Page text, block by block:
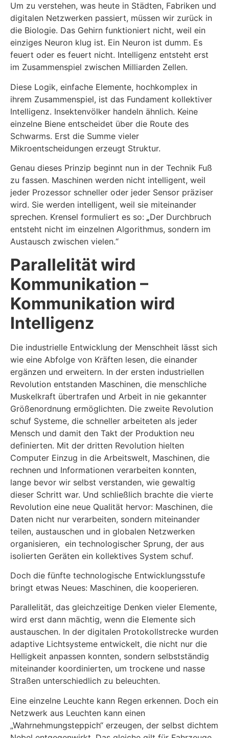
Um zu verstehen, was heute in Städten, Fabriken und
digitalen Netzwerken passiert, müssen wir zurück in
die Biologie. Das Gehirn funktioniert nicht, weil ein
einziges Neuron klug ist. Ein Neuron ist dumm. Es
feuert oder es feuert nicht. Intelligenz entsteht erst
im Zusammenspiel zwischen Milliarden Zellen.
Diese Logik, einfache Elemente, hochkomplex in
ihrem Zusammenspiel, ist das Fundament kollektiver
Intelligenz. Insektenvölker handeln ähnlich. Keine
einzelne Biene entscheidet über die Route des
Schwarms. Erst die Summe vieler
Mikroentscheidungen erzeugt Struktur.
Genau dieses Prinzip beginnt nun in der Technik Fuß
zu fassen. Maschinen werden nicht intelligent, weil
jeder Prozessor schneller oder jeder Sensor präziser
wird. Sie werden intelligent, weil sie miteinander
sprechen. Krensel formuliert es so: „Der Durchbruch
entsteht nicht im einzelnen Algorithmus, sondern im
Austausch zwischen vielen.“
Parallelität wird
Kommunikation –
Kommunikation wird
Intelligenz
Die industrielle Entwicklung der Menschheit lässt sich
wie eine Abfolge von Kräften lesen, die einander
ergänzen und erweitern. In der ersten industriellen
Revolution entstanden Maschinen, die menschliche
Muskelkraft übertrafen und Arbeit in nie gekannter
Größenordnung ermöglichten. Die zweite Revolution
schuf Systeme, die schneller arbeiteten als jeder
Mensch und damit den Takt der Produktion neu
definierten. Mit der dritten Revolution hielten
Computer Einzug in die Arbeitswelt, Maschinen, die
rechnen und Informationen verarbeiten konnten,
lange bevor wir selbst verstanden, wie gewaltig
dieser Schritt war. Und schließlich brachte die vierte
Revolution eine neue Qualität hervor: Maschinen, die
Daten nicht nur verarbeiten, sondern miteinander
teilen, austauschen und in globalen Netzwerken
organisieren, ein technologischer Sprung, der aus
isolierten Geräten ein kollektives System schuf.
Doch die fünfte technologische Entwicklungsstufe
bringt etwas Neues: Maschinen, die kooperieren.
Parallelität, das gleichzeitige Denken vieler Elemente,
wird erst dann mächtig, wenn die Elemente sich
austauschen. In der digitalen Protokollstrecke wurden
adaptive Lichtsysteme entwickelt, die nicht nur die
Helligkeit anpassen konnten, sondern selbstständig
miteinander koordinierten, um trockene und nasse
Straßen unterschiedlich zu beleuchten.
Eine einzelne Leuchte kann Regen erkennen. Doch ein
Netzwerk aus Leuchten kann einen
„Wahrnehmungsteppich“ erzeugen, der selbst dichtem